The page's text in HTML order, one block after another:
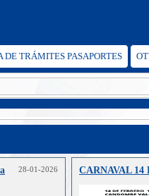
DE TRÁMITES PASAPORTES
28-01-2026 CARNAVAL 14